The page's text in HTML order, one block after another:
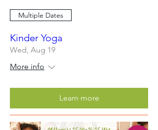
Multiple Dates
Kinder Yoga
Wed, Aug 19
More info
Learn more